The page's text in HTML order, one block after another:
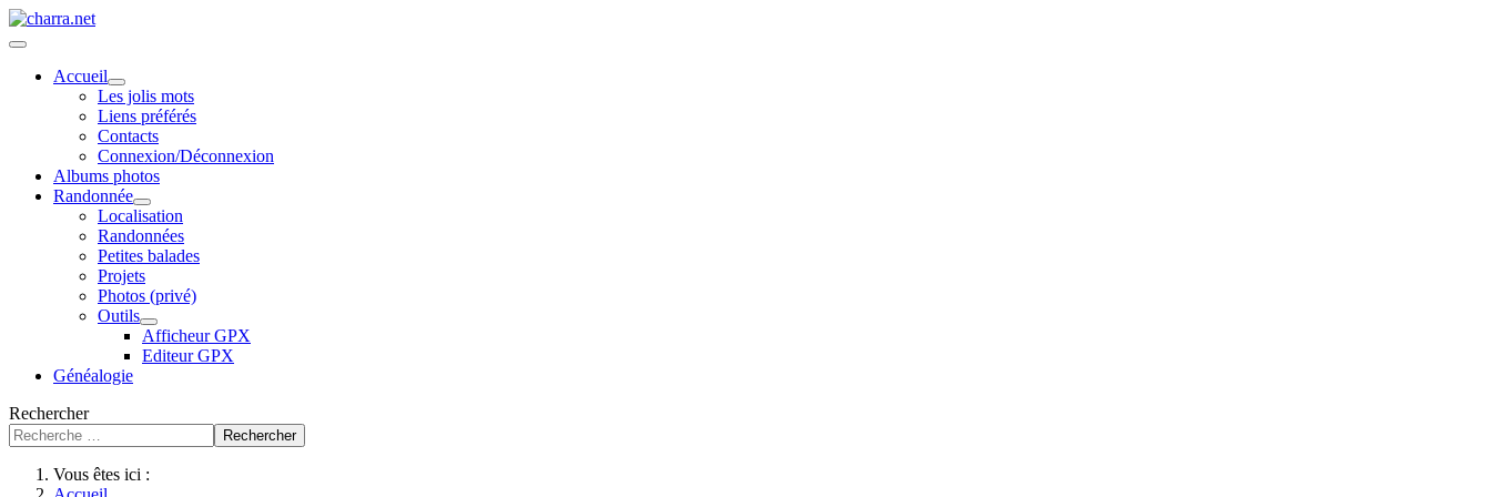
Accueil
Les jolis mots
Liens préférés
Contacts
Connexion/Déconnexion
Albums photos
Randonnée
Localisation
Randonnées
Petites balades
Projets
Photos (privé)
Outils
Afficheur GPX
Editeur GPX
Généalogie
Rechercher
Rechercher
Vous êtes ici :